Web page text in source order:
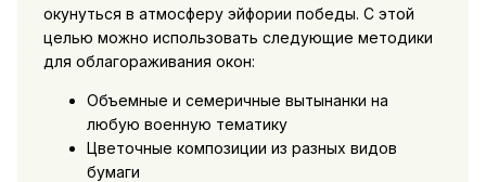
окунуться в атмосферу эйфории победы. С этой
целью можно использовать следующие методики
для облагораживания окон:
Объемные и семеричные вытынанки на
любую военную тематику
Цветочные композиции из разных видов
бумаги